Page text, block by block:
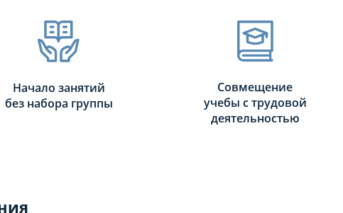
Начало занятий
без набора группы
Совмещение
учебы с трудовой
деятельностью